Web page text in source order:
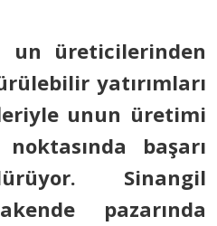
un üreticilerinden
yatırımları
unun üretimi
başarı
Sinangil
pazarında